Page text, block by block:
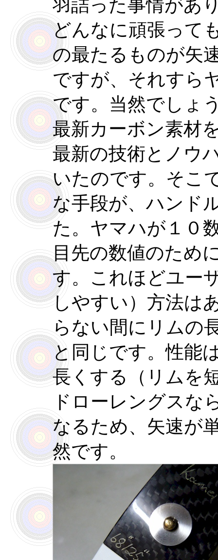
羽詰った事情があ
どんなに頑張って
の最たるものが矢
ですが、それすら
です。当然でしょ
最新カーボン素材
最新の技術とノウ
いたのです。そこ
な手段が、ハンド
た。ヤマハが１０
目先の数値のため
す。これほどユー
しやすい）方法は
らない間にリムの
と同じです。性能
長くする（リムを
ドローレングスな
なるため、矢速が
然です。